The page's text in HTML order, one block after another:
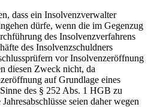
dass ein Insolvenzverwalter
dürfe, wenn die im Gegenzug
des Insolvenzverfahrens
des Insolvenzschuldners
vor Insolvenzeröffnung
diesen Zweck nicht, da
auf Grundlage eines
des § 252 Abs. 1 HGB zu
seien daher wegen